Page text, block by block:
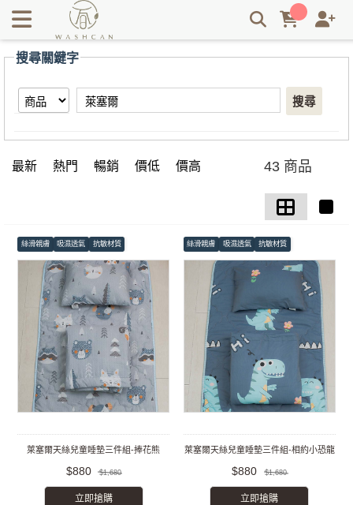
【萊塞爾】搜尋結果 | Washcan瓦士肯
搜尋關鍵字
搜尋
最新 熱門 暢銷 價低 價高 43 商品
絲滑親膚 吸濕透氣 抗敏材質
萊塞爾天絲兒童睡墊三件組-捧花熊
$880 $1,680
立即搶購
絲滑親膚 吸濕透氣 抗敏材質
萊塞爾天絲兒童睡墊三件組-相約小恐龍
$880 $1,680
立即搶購